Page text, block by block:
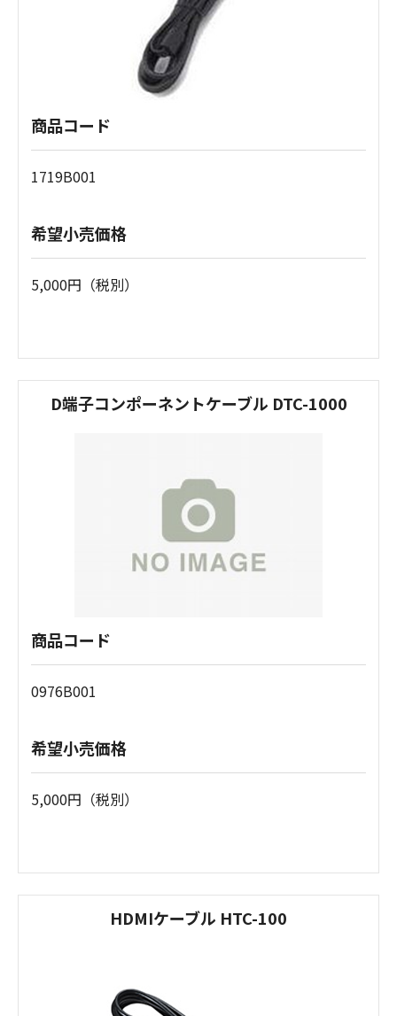
商品コード
1719B001
希望小売価格
5,000円（税別）
D端子コンポーネントケーブル DTC-1000
商品コード
0976B001
希望小売価格
5,000円（税別）
HDMIケーブル HTC-100